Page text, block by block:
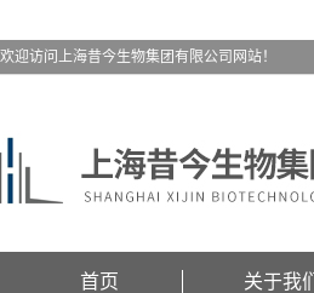
欢迎访问上海昔今生物集团有限公司网站！
首页 关于我们